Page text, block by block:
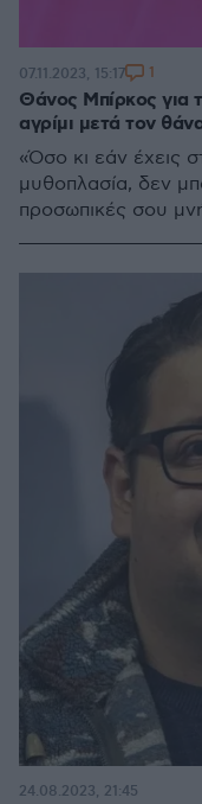
Θάνος Μπίρκος για
αγρίμι μετά τον
«Όσο κι εάν έχεις
μυθοπλασία, δεν
προσωπικές σου
07.11.2023, 15:17 1
24.08.2023, 21:45